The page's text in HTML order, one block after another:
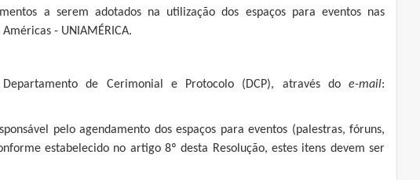
a serem adotados na utilização dos espaços para eventos nas
- UNIAMÉRICA.
de Cerimonial e Protocolo (DCP), através do e-mail:
pelo agendamento dos espaços para eventos (palestras, fóruns,
estabelecido no artigo 8º desta Resolução, estes itens devem ser